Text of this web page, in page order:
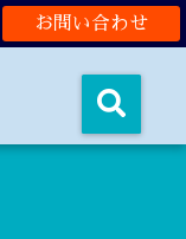
お問い合わせ